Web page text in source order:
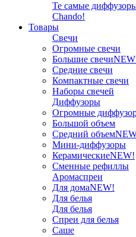
Те самые
Chando!
Товары
Свечи
Огромные свечи
Большие свечи
Средние свечи
Компактные свечи
Наборы свечей
Диффузоры
Огромные
Большой объем
Средний объем
Мини-диффузоры
КерамическиеNEW!
Сменные рефиллы
Аромаспреи
Для домаNEW!
Для белья
Для белья
Спреи для белья
Саше